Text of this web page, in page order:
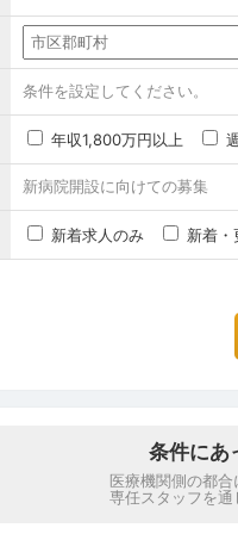
条件を設定してください。
年収1,800万円以上
新病院開設に向けての募集
新着求人のみ 新着・
条件にあ
医療機関側の都
専任スタッフを